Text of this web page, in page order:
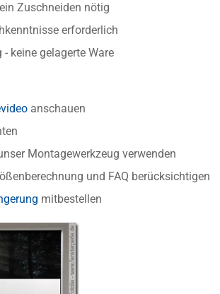
Zuschneiden nötig
erforderlich
keine gelagerte Ware
anschauen
Montagewerkzeug verwenden
und FAQ berücksichtigen
mitbestellen